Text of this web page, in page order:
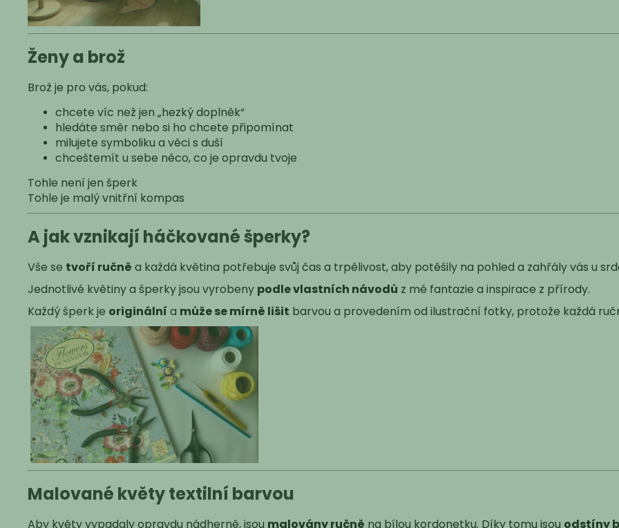
Ženy a brož
Brož je pro vás, pokud:
chcete víc než jen „hezký doplněk“
hledáte směr nebo si ho chcete připomínat
milujete symboliku a věci s duší
chceštemít u sebe něco, co je opravdu tvoje
Tohle není jen šperk
Tohle je malý vnitřní kompas
A jak vznikají háčkované šperky?
Vše se tvoří ručně a každá květina potřebuje svůj čas a trpělivost, aby potěšily na pohled a zahřály vás u
Jednotlivé květiny a šperky jsou vyrobeny podle vlastních návodů z mé fantazie a inspirace z přírody.
Každý šperk je originální a může se mírně lišit barvou a provedením od ilustrační fotky, protože každá
Malované květy textilní barvou
Aby květy vypadaly opravdu nádherně, jsou malovány ručně na bílou kordonetku. Díky tomu jsou odstíny